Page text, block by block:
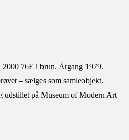
76E i brun. Årgang 1979.
– sælges som samleobjekt.
udstillet på Museum of Modern Art